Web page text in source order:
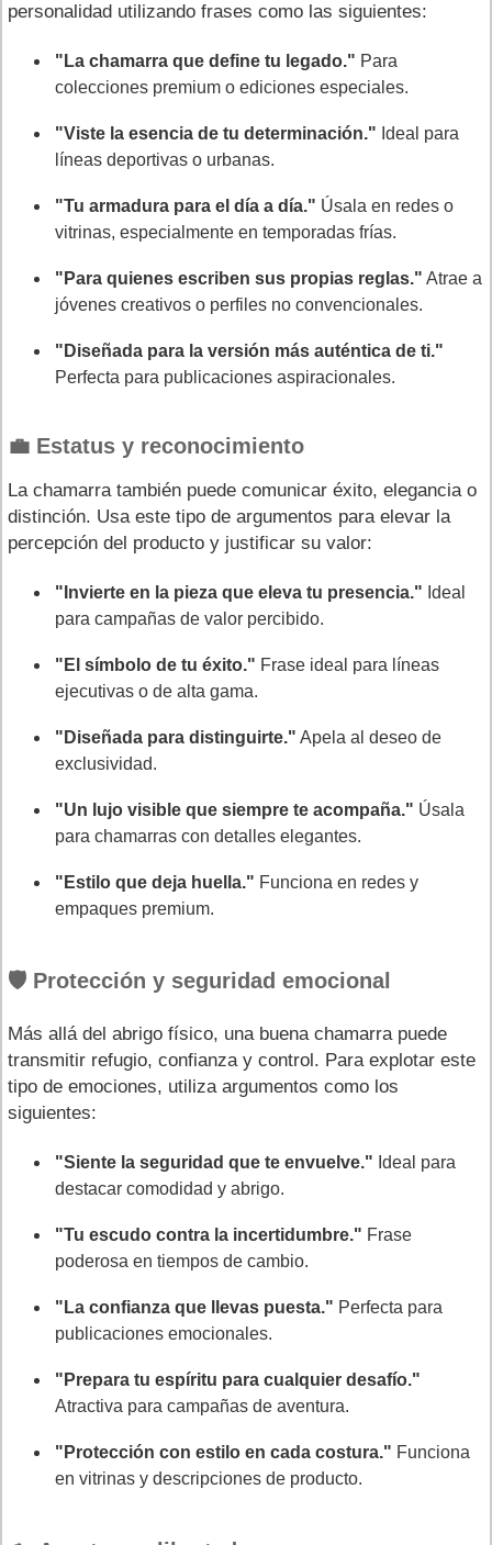
personalidad utilizando frases como las siguientes:
"La chamarra que define tu legado." Para
colecciones premium o ediciones especiales.
"Viste la esencia de tu determinación." Ideal para
líneas deportivas o urbanas.
"Tu armadura para el día a día." Úsala en redes o
vitrinas, especialmente en temporadas frías.
"Para quienes escriben sus propias reglas." Atrae a
jóvenes creativos o perfiles no convencionales.
"Diseñada para la versión más auténtica de ti."
Perfecta para publicaciones aspiracionales.
💼 Estatus y reconocimiento
La chamarra también puede comunicar éxito, elegancia o
distinción. Usa este tipo de argumentos para elevar la
percepción del producto y justificar su valor:
"Invierte en la pieza que eleva tu presencia." Ideal
para campañas de valor percibido.
"El símbolo de tu éxito." Frase ideal para líneas
ejecutivas o de alta gama.
"Diseñada para distinguirte." Apela al deseo de
exclusividad.
"Un lujo visible que siempre te acompaña." Úsala
para chamarras con detalles elegantes.
"Estilo que deja huella." Funciona en redes y
empaques premium.
🛡️ Protección y seguridad emocional
Más allá del abrigo físico, una buena chamarra puede
transmitir refugio, confianza y control. Para explotar este
tipo de emociones, utiliza argumentos como los
siguientes:
"Siente la seguridad que te envuelve." Ideal para
destacar comodidad y abrigo.
"Tu escudo contra la incertidumbre." Frase
poderosa en tiempos de cambio.
"La confianza que llevas puesta." Perfecta para
publicaciones emocionales.
"Prepara tu espíritu para cualquier desafío."
Atractiva para campañas de aventura.
"Protección con estilo en cada costura." Funciona
en vitrinas y descripciones de producto.